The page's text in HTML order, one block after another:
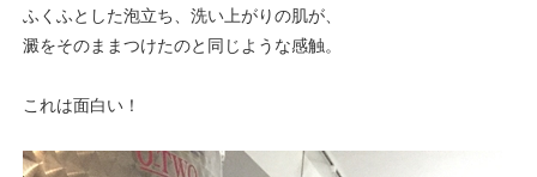
ふくふとした泡立ち、洗い上がりの肌が、
澱をそのままつけたのと同じような感触。
これは面白い！